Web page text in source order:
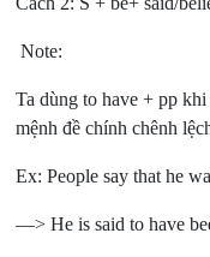
Note:
Ta dùng to have + pp
mệnh đề chính chênh
Ex: People say that he
—> He is said to have